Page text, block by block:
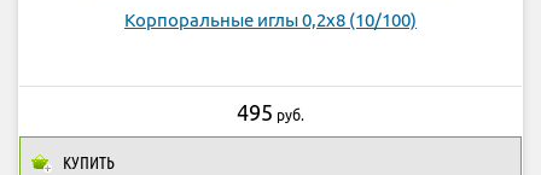
Корпоральные иглы 0,2х8 (10/100)
495 руб.
КУПИТЬ